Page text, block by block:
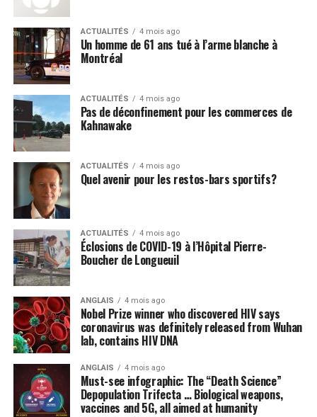
ACTUALITÉS 4 mois ago
Un homme de 61 ans tué à l’arme blanche à
Montréal
ACTUALITÉS 4 mois ago
Pas de déconfinement pour les commerces de
Kahnawake
ACTUALITÉS 4 mois ago
Quel avenir pour les restos-bars sportifs?
ACTUALITÉS 4 mois ago
Éclosions de COVID-19 à l’Hôpital Pierre-
Boucher de Longueuil
ANGLAIS 4 mois ago
Nobel Prize winner who discovered HIV says
coronavirus was definitely released from Wuhan
lab, contains HIV DNA
ANGLAIS 4 mois ago
Must-see infographic: The “Death Science”
Depopulation Trifecta … Biological weapons,
vaccines and 5G, all aimed at humanity